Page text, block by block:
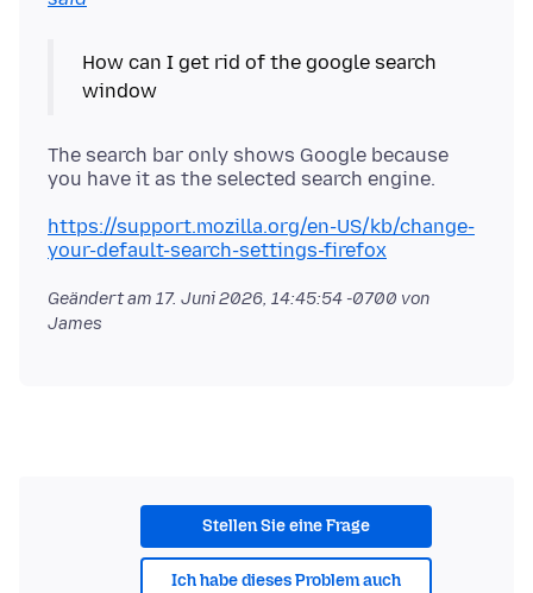
How can I get rid of the google search
The search bar only shows Google because
https://support.mozilla.org/en-US/kb/change-
your-default-search-settings-firefox
Geändert am 17. Juni 2026, 14:45:54 -0700 von
James
Stellen Sie eine Frage
Ich habe dieses Problem auch